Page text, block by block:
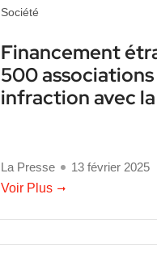
Société
Financement
500
infraction avec
La Presse
13 février 2025
Voir Plus